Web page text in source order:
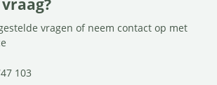
vragen of neem contact op met
103